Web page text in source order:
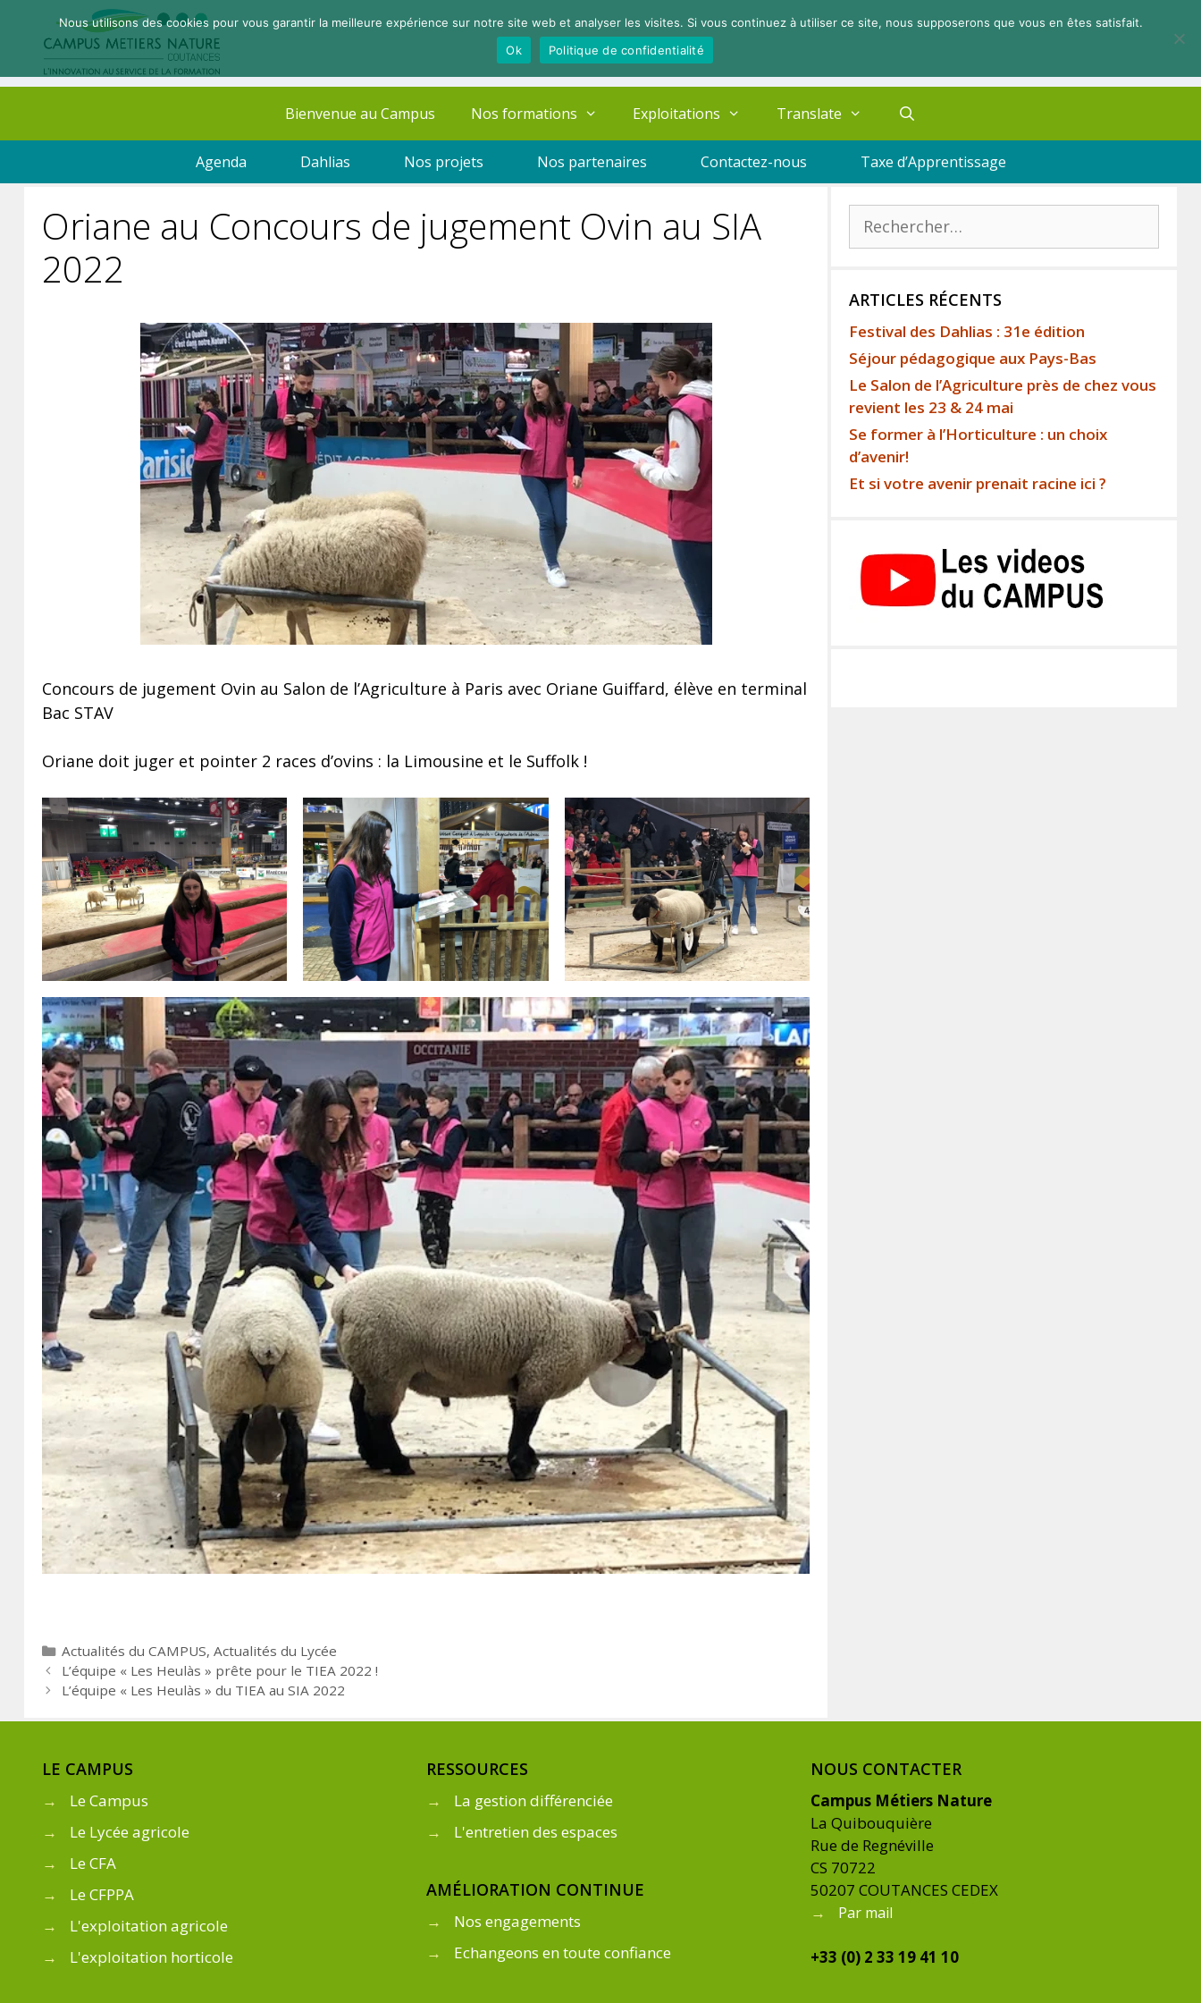
Bienvenue au Campus Nos formations Exploitations Translate
Agenda Dahlias Nos projets Nos partenaires Contactez-nous Taxe d’Apprentissage
Oriane au Concours de jugement Ovin au SIA
2022
Concours de jugement Ovin au Salon de l’Agriculture à Paris avec Oriane Guiffard, élève en terminal
Bac STAV
Oriane doit juger et pointer 2 races d’ovins : la Limousine et le Suffolk !
Actualités du CAMPUS,Actualités du Lycée
L’équipe « Les Heulàs » prête pour le TIEA 2022 !
L’équipe « Les Heulàs » du TIEA au SIA 2022
ARTICLES RÉCENTS
Festival des Dahlias : 31e édition
Séjour pédagogique aux Pays-Bas
Le Salon de l’Agriculture près de chez vous
revient les 23 & 24 mai
Se former à l’Horticulture : un choix
d’avenir!
Et si votre avenir prenait racine ici ?
LE CAMPUS
→
Le Campus
→
Le Lycée agricole
→
Le CFA
→
Le CFPPA
→
L'exploitation agricole
→
L'exploitation horticole
RESSOURCES
→
La gestion différenciée
→
L'entretien des espaces
AMÉLIORATION CONTINUE
→
Nos engagements
→
Echangeons en toute confiance
NOUS CONTACTER
Campus Métiers Nature
La Quibouquière
Rue de Regnéville
CS 70722
50207 COUTANCES CEDEX
→
Par mail
+33 (0) 2 33 19 41 10
Nous utilisons des cookies pour vous garantir la meilleure expérience sur notre site web et analyser les visites. Si vous continuez à utiliser ce site, nous supposerons que vous en êtes satisfait.
Ok
Politique de confidentialité